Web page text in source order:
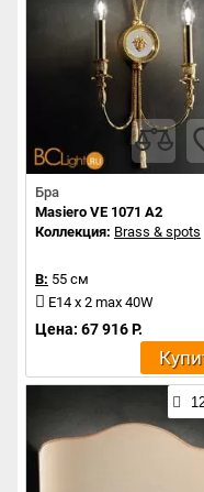
Бра
Masiero VE 1071 A2
Коллекция: Brass & spots
В: 55 см
E14 x 2 max 40W
Цена: 67 916 Р.